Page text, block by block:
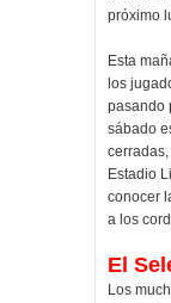
próximo
Esta
los
pasando
sábado
cerradas,
Estadio
conocer
a los
El
Los